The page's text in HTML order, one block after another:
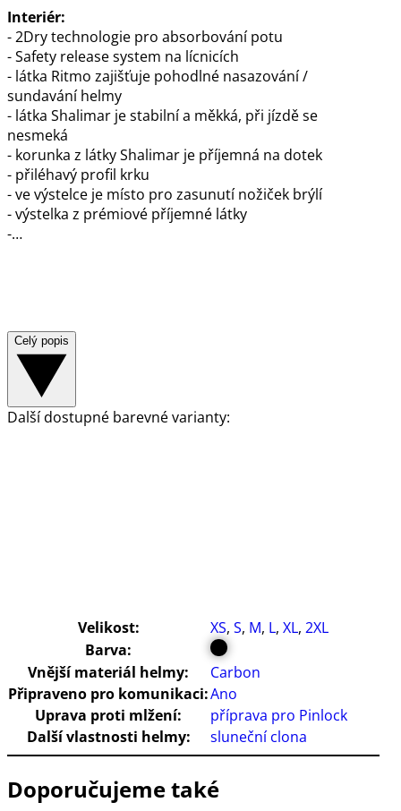
Interiér:
- 2Dry technologie pro absorbování potu
- Safety release system na lícnicích
- látka Ritmo zajišťuje pohodlné nasazování /
sundavání helmy
- látka Shalimar je stabilní a měkká, při jízdě se
nesmeká
- korunka z látky Shalimar je příjemná na dotek
- přiléhavý profil krku
- ve výstelce je místo pro zasunutí nožiček brýlí
- výstelka z prémiové příjemné látky
-…
Celý popis
Další dostupné barevné varianty:
Velikost: XS, S, M, L, XL, 2XL
Barva:
Vnější materiál helmy:
Carbon
Připraveno pro komunikaci:Ano
Uprava proti mlžení:
příprava pro Pinlock
Další vlastnosti helmy:
sluneční clona
Doporučujeme také